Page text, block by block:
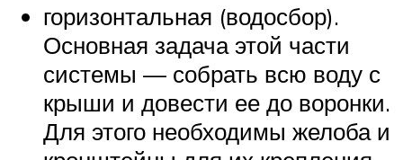
горизонтальная (водосбор).
Основная задача этой части
системы — собрать всю воду с
крыши и довести ее до воронки.
Для этого необходимы желоба и